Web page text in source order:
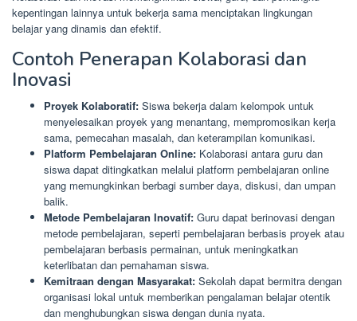
kepentingan lainnya untuk bekerja sama menciptakan lingkungan
belajar yang dinamis dan efektif.
Contoh Penerapan Kolaborasi dan
Inovasi
Proyek Kolaboratif: Siswa bekerja dalam kelompok untuk
menyelesaikan proyek yang menantang, mempromosikan kerja
sama, pemecahan masalah, dan keterampilan komunikasi.
Platform Pembelajaran Online: Kolaborasi antara guru dan
siswa dapat ditingkatkan melalui platform pembelajaran online
yang memungkinkan berbagi sumber daya, diskusi, dan umpan
balik.
Metode Pembelajaran Inovatif: Guru dapat berinovasi dengan
metode pembelajaran, seperti pembelajaran berbasis proyek atau
pembelajaran berbasis permainan, untuk meningkatkan
keterlibatan dan pemahaman siswa.
Kemitraan dengan Masyarakat: Sekolah dapat bermitra dengan
organisasi lokal untuk memberikan pengalaman belajar otentik
dan menghubungkan siswa dengan dunia nyata.